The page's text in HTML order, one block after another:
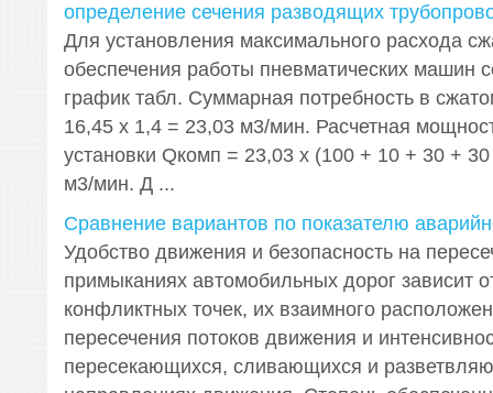
определение сечения разводящих
Для установления максимального расхода
обеспечения работы пневматических машин
график табл. Суммарная потребность в
16,45 х 1,4 = 23,03 м3/мин. Расчетная
установки Qкомп = 23,03 х (100 + 10 + 30 +
м3/мин. Д ...
Сравнение вариантов по показателю
Удобство движения и безопасность на
примыканиях автомобильных дорог зависит
конфликтных точек, их взаимного
пересечения потоков движения и
пересекающихся, сливающихся и